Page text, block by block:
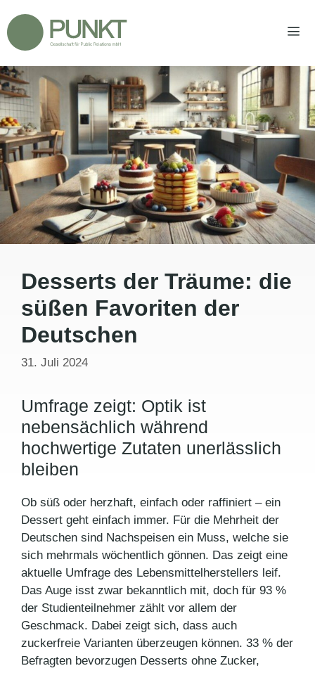
Inhalt
springen
Desserts der Träume: die
süßen Favoriten der
Deutschen
31. Juli 2024
Umfrage zeigt: Optik ist
nebensächlich während
hochwertige Zutaten unerlässlich
bleiben
Ob süß oder herzhaft, einfach oder raffiniert – ein
Dessert geht einfach immer. Für die Mehrheit der
Deutschen sind Nachspeisen ein Muss, welche sie
sich mehrmals wöchentlich gönnen. Das zeigt eine
aktuelle Umfrage des Lebensmittelherstellers leif.
Das Auge isst zwar bekanntlich mit, doch für 93 %
der Studienteilnehmer zählt vor allem der
Geschmack. Dabei zeigt sich, dass auch
zuckerfreie Varianten überzeugen können. 33 % der
Befragten bevorzugen Desserts ohne Zucker,